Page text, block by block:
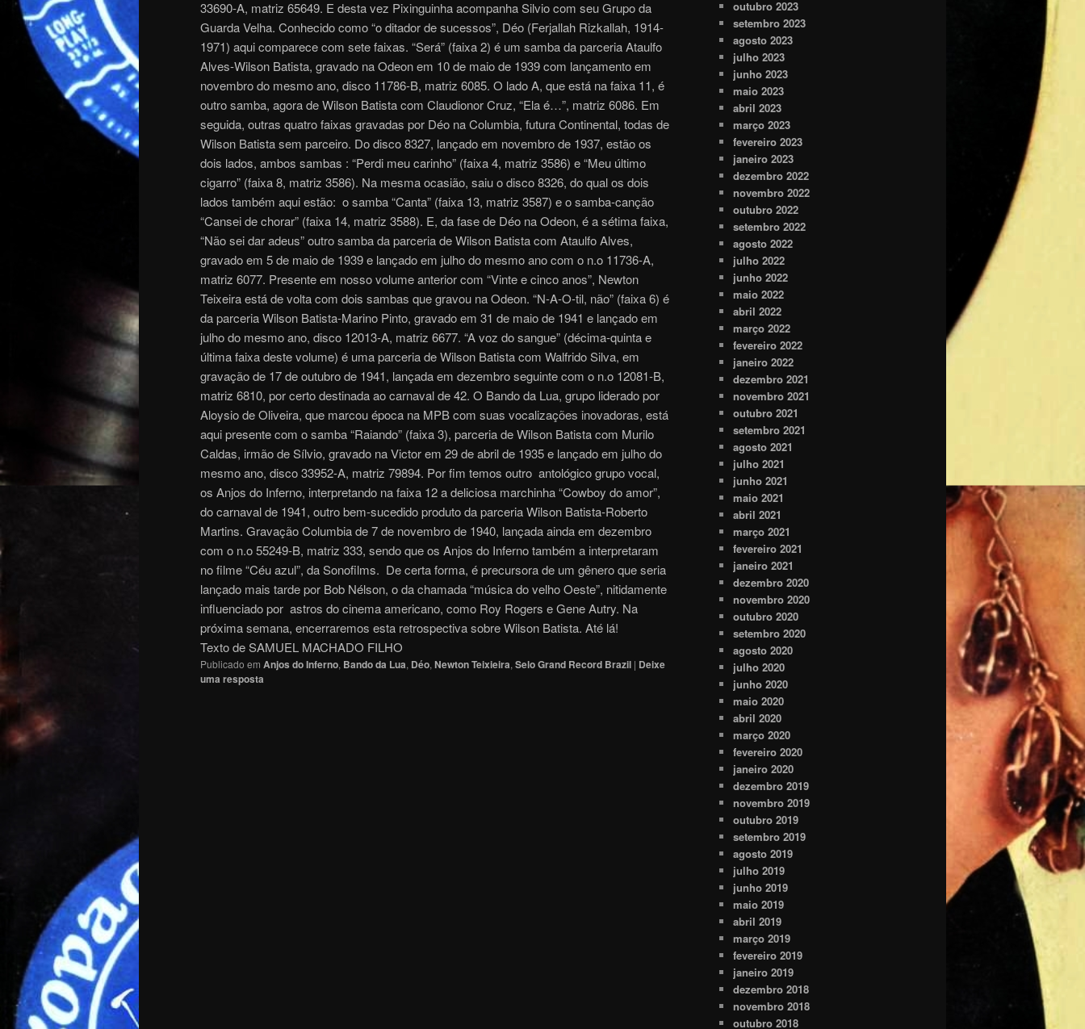
33690-A, matriz 65649. E desta vez Pixinguinha acompanha Silvio com seu Grupo da
Guarda Velha. Conhecido como “o ditador de sucessos”, Déo (Ferjallah Rizkallah, 1914-
1971) aqui comparece com sete faixas. “Será” (faixa 2) é um samba da parceria Ataulfo
Alves-Wilson Batista, gravado na Odeon em 10 de maio de 1939 com lançamento em
novembro do mesmo ano, disco 11786-B, matriz 6085. O lado A, que está na faixa 11, é
outro samba, agora de Wilson Batista com Claudionor Cruz, “Ela é…”, matriz 6086. Em
seguida, outras quatro faixas gravadas por Déo na Columbia, futura Continental, todas de
Wilson Batista sem parceiro. Do disco 8327, lançado em novembro de 1937, estão os
dois lados, ambos sambas : “Perdi meu carinho” (faixa 4, matriz 3586) e “Meu último
cigarro” (faixa 8, matriz 3586). Na mesma ocasião, saiu o disco 8326, do qual os dois
lados também aqui estão: o samba “Canta” (faixa 13, matriz 3587) e o samba-canção
“Cansei de chorar” (faixa 14, matriz 3588). E, da fase de Déo na Odeon, é a sétima faixa,
“Não sei dar adeus” outro samba da parceria de Wilson Batista com Ataulfo Alves,
gravado em 5 de maio de 1939 e lançado em julho do mesmo ano com o n.o 11736-A,
matriz 6077. Presente em nosso volume anterior com “Vinte e cinco anos”, Newton
Teixeira está de volta com dois sambas que gravou na Odeon. “N-A-O-til, não” (faixa 6) é
da parceria Wilson Batista-Marino Pinto, gravado em 31 de maio de 1941 e lançado em
julho do mesmo ano, disco 12013-A, matriz 6677. “A voz do sangue” (décima-quinta e
última faixa deste volume) é uma parceria de Wilson Batista com Walfrido Silva, em
gravação de 17 de outubro de 1941, lançada em dezembro seguinte com o n.o 12081-B,
matriz 6810, por certo destinada ao carnaval de 42. O Bando da Lua, grupo liderado por
Aloysio de Oliveira, que marcou época na MPB com suas vocalizações inovadoras, está
aqui presente com o samba “Raiando” (faixa 3), parceria de Wilson Batista com Murilo
Caldas, irmão de Sílvio, gravado na Victor em 29 de abril de 1935 e lançado em julho do
mesmo ano, disco 33952-A, matriz 79894. Por fim temos outro antológico grupo vocal,
os Anjos do Inferno, interpretando na faixa 12 a deliciosa marchinha “Cowboy do amor”,
do carnaval de 1941, outro bem-sucedido produto da parceria Wilson Batista-Roberto
Martins. Gravação Columbia de 7 de novembro de 1940, lançada ainda em dezembro
com o n.o 55249-B, matriz 333, sendo que os Anjos do Inferno também a interpretaram
no filme “Céu azul”, da Sonofilms. De certa forma, é precursora de um gênero que seria
lançado mais tarde por Bob Nélson, o da chamada “música do velho Oeste”, nitidamente
influenciado por astros do cinema americano, como Roy Rogers e Gene Autry. Na
próxima semana, encerraremos esta retrospectiva sobre Wilson Batista. Até lá!
Texto de SAMUEL MACHADO FILHO
Publicado em Anjos do Inferno, Bando da Lua, Déo, Newton Teixieira, Selo Grand Record Brazil | Deixe
uma resposta
outubro 2023
setembro 2023
agosto 2023
julho 2023
junho 2023
maio 2023
abril 2023
março 2023
fevereiro 2023
janeiro 2023
dezembro 2022
novembro 2022
outubro 2022
setembro 2022
agosto 2022
julho 2022
junho 2022
maio 2022
abril 2022
março 2022
fevereiro 2022
janeiro 2022
dezembro 2021
novembro 2021
outubro 2021
setembro 2021
agosto 2021
julho 2021
junho 2021
maio 2021
abril 2021
março 2021
fevereiro 2021
janeiro 2021
dezembro 2020
novembro 2020
outubro 2020
setembro 2020
agosto 2020
julho 2020
junho 2020
maio 2020
abril 2020
março 2020
fevereiro 2020
janeiro 2020
dezembro 2019
novembro 2019
outubro 2019
setembro 2019
agosto 2019
julho 2019
junho 2019
maio 2019
abril 2019
março 2019
fevereiro 2019
janeiro 2019
dezembro 2018
novembro 2018
outubro 2018